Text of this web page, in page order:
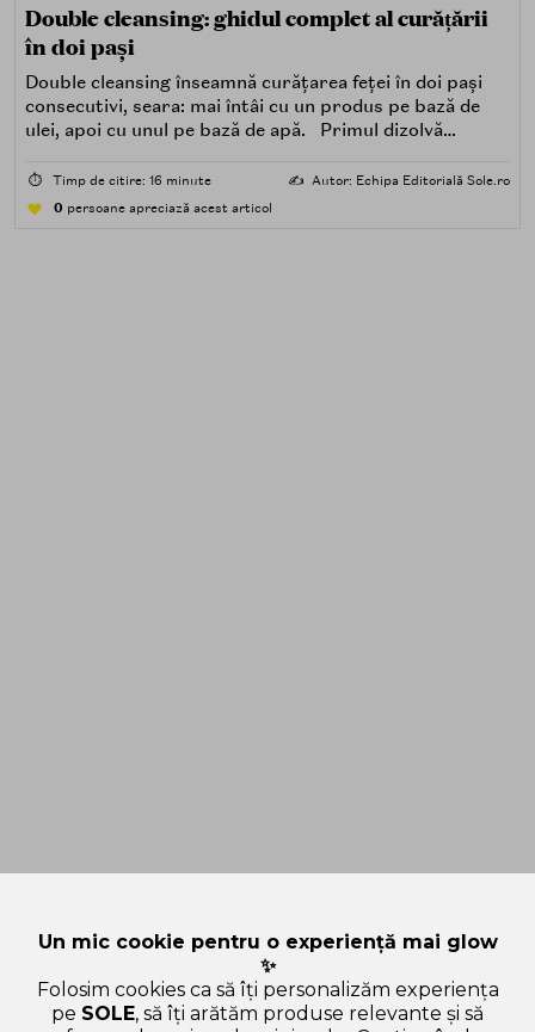
Double cleansing: ghidul complet al curățării
în doi pași
Double cleansing înseamnă curățarea feței în doi pași
consecutivi, seara: mai întâi cu un produs pe bază de
ulei, apoi cu unul pe bază de apă. Primul dizolvă
poluare. Al doilea îndepărtează impuritățile solubile în
⏱️ Timp de citire: 16 minute ✍️ Autor: Echipa Editorială Sole.ro
0 persoane apreciază acest articol
Un mic cookie pentru o experiență mai glow
✨
Folosim cookies ca să îți personalizăm experiența
pe SOLE, să îți arătăm produse relevante și să